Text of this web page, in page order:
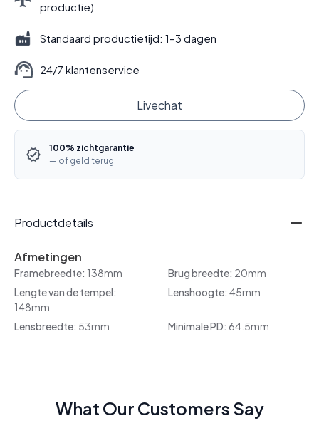
productie)
Standaard productietijd: 1–3 dagen
24/7 klantenservice
Livechat
100% zichtgarantie
— of geld terug.
Productdetails
Afmetingen
Framebreedte: 138mm Brug breedte: 20mm
Lengte van de tempel:
148mm
Lenshoogte: 45mm
Lensbreedte: 53mm Minimale PD: 64.5mm
What Our Customers Say